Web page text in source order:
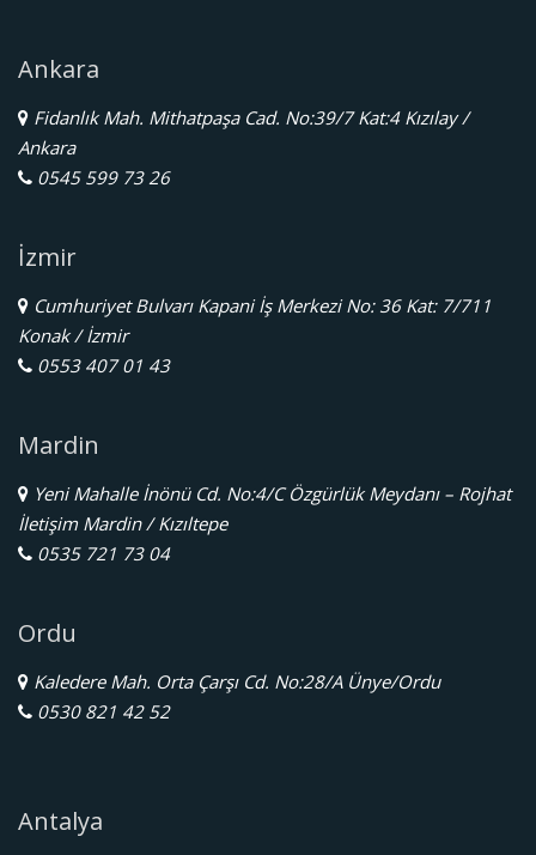
Ankara
Fidanlık Mah. Mithatpaşa Cad. No:39/7 Kat:4 Kızılay /
Ankara
0545 599 73 26
İzmir
Cumhuriyet Bulvarı Kapani İş Merkezi No: 36 Kat: 7/711
Konak / İzmir
0553 407 01 43
Mardin
Yeni Mahalle İnönü Cd. No:4/C Özgürlük Meydanı – Rojhat
İletişim Mardin / Kızıltepe
0535 721 73 04
Ordu
Kaledere Mah. Orta Çarşı Cd. No:28/A Ünye/Ordu
0530 821 42 52
Antalya